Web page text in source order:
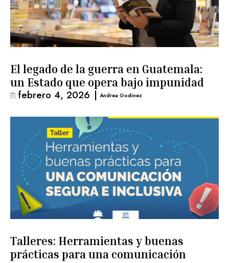
El legado de la guerra en Guatemala:
un Estado que opera bajo impunidad
febrero 4, 2026 | Andrea Godinez
Talleres: Herramientas y buenas
prácticas para una comunicación